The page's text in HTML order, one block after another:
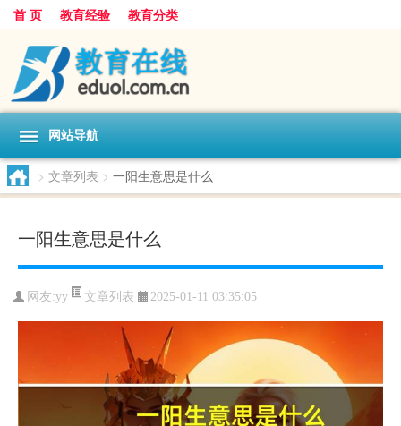
首 页 教育经验 教育分类
网站导航
> 文章列表 > 一阳生意思是什么
一阳生意思是什么
网友:yy 文章列表 2025-01-11 03:35:05